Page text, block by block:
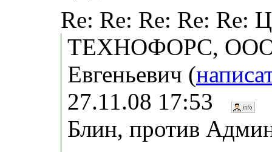
Re: Re: Re: Re: Re:
ТЕХНОФОРС,
Евгеньевич (
27.11.08 17:53
Блин, против